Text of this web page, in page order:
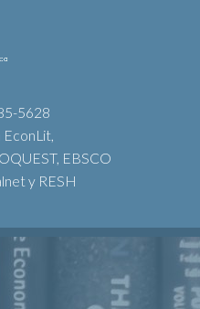
5628
EconLit,
EBSCO
y RESH